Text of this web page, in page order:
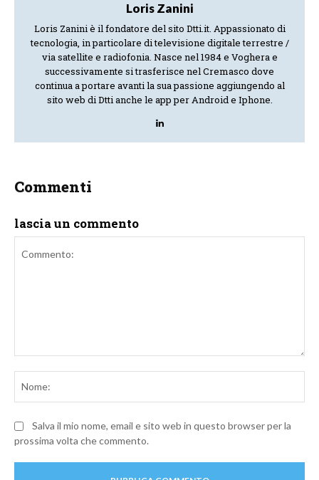
Loris Zanini
Loris Zanini è il fondatore del sito Dtti.it. Appassionato di
tecnologia, in particolare di televisione digitale terrestre /
via satellite e radiofonia. Nasce nel 1984 e Voghera e
successivamente si trasferisce nel Cremasco dove
continua a portare avanti la sua passione aggiungendo al
sito web di Dtti anche le app per Android e Iphone.
Commenti
lascia un commento
Salva il mio nome, email e sito web in questo browser per la
prossima volta che commento.